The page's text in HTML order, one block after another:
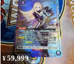
イプシロン/アルファ/ア
レクシア・ミドガル/ロ
ーズ・オリアナ 810
UNION ARENA
¥59,999